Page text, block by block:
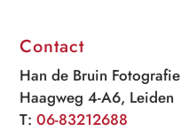
Contact
Han de Bruin Fotografie
Haagweg 4-A6, Leiden
T:06-83212688